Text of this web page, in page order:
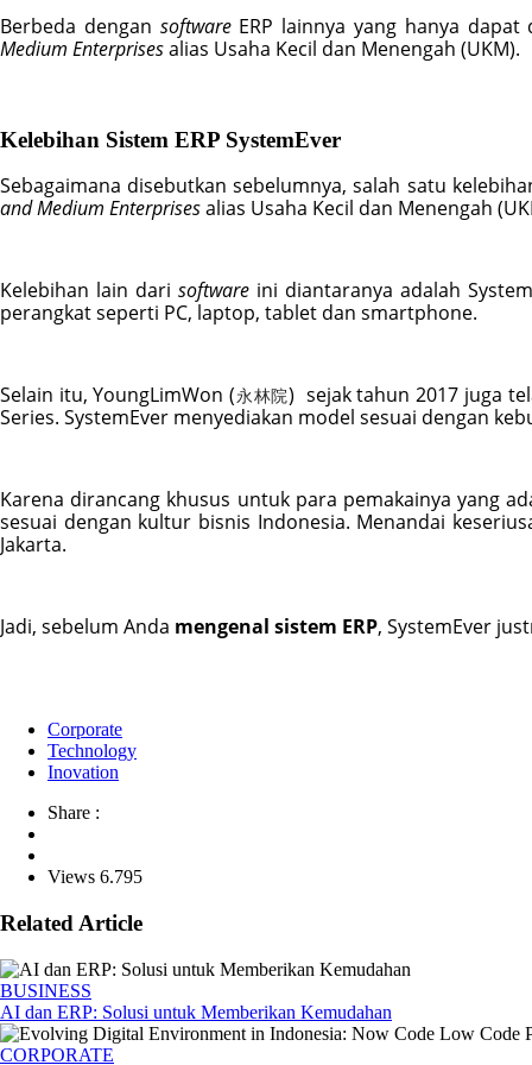
Berbeda dengan software ERP lainnya yang hanya
Medium Enterprises alias Usaha Kecil dan Menengah (UKM).
Kelebihan Sistem ERP SystemEver
Sebagaimana disebutkan sebelumnya, salah satu
and Medium Enterprises alias Usaha Kecil dan Menengah
Kelebihan lain dari software ini diantaranya adalah
perangkat seperti PC, laptop, tablet dan smartphone.
Selain itu, YoungLimWon (永林院)  sejak tahun 2017 juga
Series. SystemEver menyediakan model sesuai dengan
Karena dirancang khusus untuk para pemakainya yang
sesuai dengan kultur bisnis Indonesia. Menandai
Jakarta.
Jadi, sebelum Anda mengenal sistem ERP, SystemEver
Corporate
Technology
Inovation
Share :
Views 6.795
Related Article
BUSINESS
AI dan ERP: Solusi untuk Memberikan Kemudahan
CORPORATE